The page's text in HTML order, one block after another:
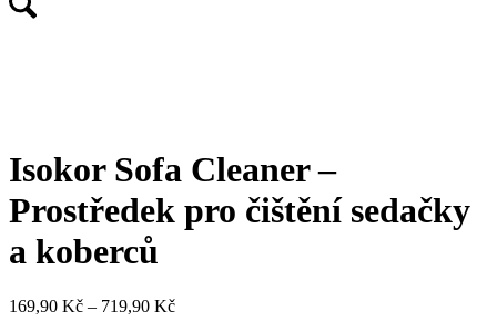
Isokor Sofa Cleaner –
Prostředek pro čištění sedačky
a koberců
169,90 Kč – 719,90 KčRozpětí